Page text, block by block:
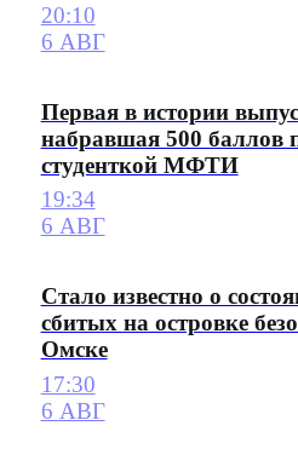
20:10
6 АВГ
Первая в истории
набравшая 500 баллов
студенткой МФТИ
19:34
6 АВГ
Стало известно о
сбитых на островке
Омске
17:30
6 АВГ